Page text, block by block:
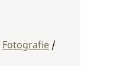
Fotografie /